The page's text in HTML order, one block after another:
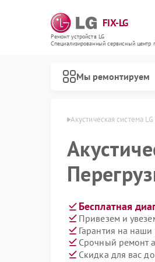
FIX-LG
Ремонт устройств LG
Специализированный cервисный центр
Мы ремонтируем
Акустическая система
Бесплатная
Привезем и
Гарантия на наши
Срочный ремонт
Скидка для вас до